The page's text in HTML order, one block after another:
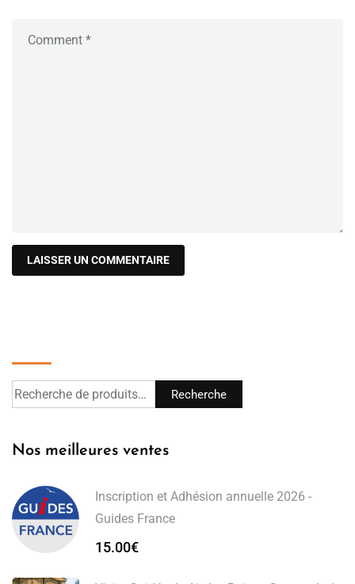
Recherche
Nos meilleures ventes
Inscription et Adhésion annuelle 2026 -
Guides France
15.00€